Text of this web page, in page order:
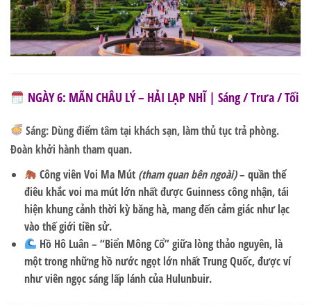
NGÀY 6: MÃN CHÂU LÝ – HẢI LẠP NHĨ | Sáng / Trưa / Tối
Sáng: Dùng điểm tâm tại khách sạn, làm thủ tục trả phòng.
Đoàn khởi hành tham quan.
Công viên Voi Ma Mút (tham quan bên ngoài)– quần thể
điêu khắc voi ma mút lớn nhất được Guinness công nhận, tái
hiện khung cảnh thời kỳ băng hà, mang đến cảm giác như lạc
vào thế giới tiền sử.
Hồ Hô Luân– “Biển Mông Cổ” giữa lòng thảo nguyên, là
một trong những hồ nước ngọt lớn nhất Trung Quốc, được ví
như viên ngọc sáng lấp lánh của Hulunbuir.